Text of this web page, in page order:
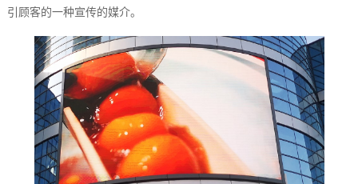
引顾客的一种宣传的媒介。